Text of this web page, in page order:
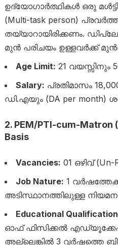
ഉദ്യോഗാർത്ഥികൾ ഒരു
(Multi-task person)
തയ്യാറായിരിക്കണം.
മുൻ പരിചയം ഉള്ളവർക്ക്
Age Limit: 21 വയസ്സിനും
Salary: പ്രതിമാസം
ഡി.എയും (DA per month)
2. PEM/PTI-cum-Matron
Basis
Vacancies: 01 ഒഴിവ് (Un-
Job Nature: 1
അടിസ്ഥാനത്തിലുള്ള നിയമനം
Educational
ഓഫ് ഫിസിക്കൽ
അല്ലെങ്കിൽ 3 വർഷത്തെ